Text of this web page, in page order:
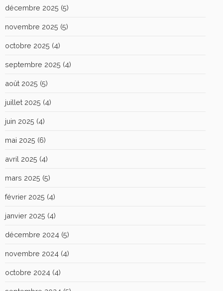
décembre 2025 (5)
novembre 2025 (5)
octobre 2025 (4)
septembre 2025 (4)
août 2025 (5)
juillet 2025 (4)
juin 2025 (4)
mai 2025 (6)
avril 2025 (4)
mars 2025 (5)
février 2025 (4)
janvier 2025 (4)
décembre 2024 (5)
novembre 2024 (4)
octobre 2024 (4)